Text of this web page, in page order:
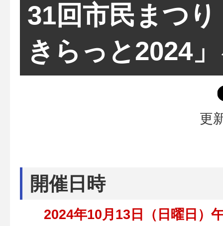
31回市民まつ
きらっと2024
更
開催日時
2024年10月13日（日曜日）